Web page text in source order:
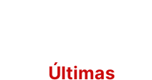
Últimas